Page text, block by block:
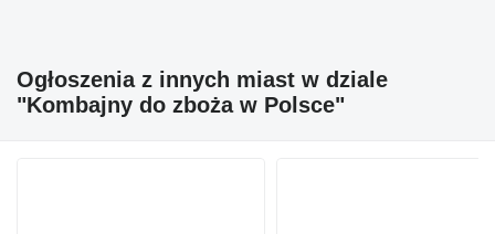
Ogłoszenia z innych miast w dziale
"Kombajny do zboża w Polsce"